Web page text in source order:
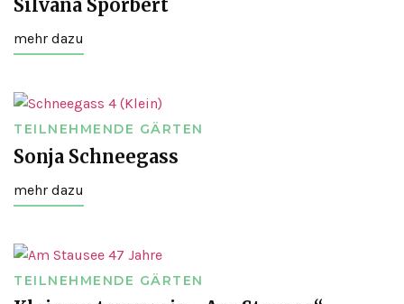
Silvana Sporbert
mehr dazu
TEILNEHMENDE GÄRTEN
Sonja Schneegass
mehr dazu
TEILNEHMENDE GÄRTEN